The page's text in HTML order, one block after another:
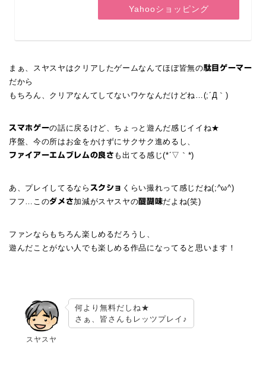
Yahooショッピング
まぁ、スヤスヤはクリアしたゲームなんてほぼ皆無の駄目ゲーマー
だから
もちろん、クリアなんてしてないワケなんだけどね…(;´Д｀)
スマホゲーの話に戻るけど、ちょっと遊んだ感じイイね★
序盤、今の所はお金をかけずにサクサク進めるし、
ファイアーエムブレムの良さ も出てる感じ(*´▽｀*)
あ、プレイしてるなら スクショ くらい撮れって感じだね(;^ω^)
フフ…このダメさ加減がスヤスヤの醍醐味だよね(笑)
ファンならもちろん楽しめるだろうし、
遊んだことがない人でも楽しめる作品になってると思います！
スヤスヤ
何より無料だしね★
さぁ、皆さんもレッツプレイ♪